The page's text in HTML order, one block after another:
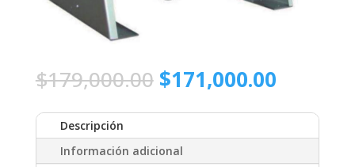
$179,000.00 El
precio
original
era:
$179,000.00.
$171,000.00El
actual
es:
Descripción
Información adicional